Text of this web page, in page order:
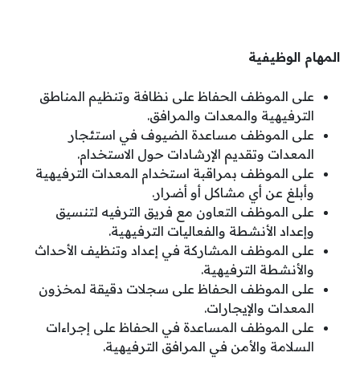
المهام الوظيفية
على الموظف الحفاظ على نظافة وتنظيم المناطق
الترفيهية والمعدات والمرافق.
على الموظف مساعدة الضيوف في استئجار
المعدات وتقديم الإرشادات حول الاستخدام.
على الموظف بمراقبة استخدام المعدات الترفيهية
وأبلغ عن أي مشاكل أو أضرار.
على الموظف التعاون مع فريق الترفيه لتنسيق
وإعداد الأنشطة والفعاليات الترفيهية.
على الموظف المشاركة في إعداد وتنظيف الأحداث
والأنشطة الترفيهية.
على الموظف الحفاظ على سجلات دقيقة لمخزون
المعدات والإيجارات.
على الموظف المساعدة في الحفاظ على إجراءات
السلامة والأمن في المرافق الترفيهية.